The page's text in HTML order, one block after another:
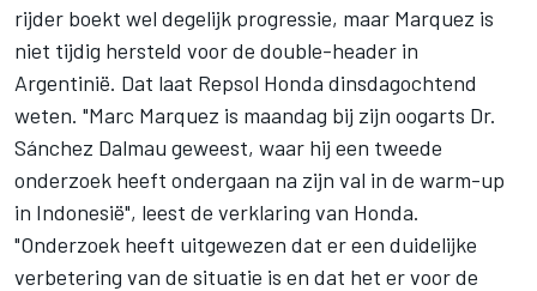
rijder boekt wel degelijk progressie, maar Marquez is
niet tijdig hersteld voor de double-header in
Argentinië. Dat laat Repsol Honda dinsdagochtend
weten. "Marc Marquez is maandag bij zijn oogarts Dr.
Sánchez Dalmau geweest, waar hij een tweede
onderzoek heeft ondergaan na zijn val in de warm-up
in Indonesië", leest de verklaring van Honda.
"Onderzoek heeft uitgewezen dat er een duidelijke
verbetering van de situatie is en dat het er voor de